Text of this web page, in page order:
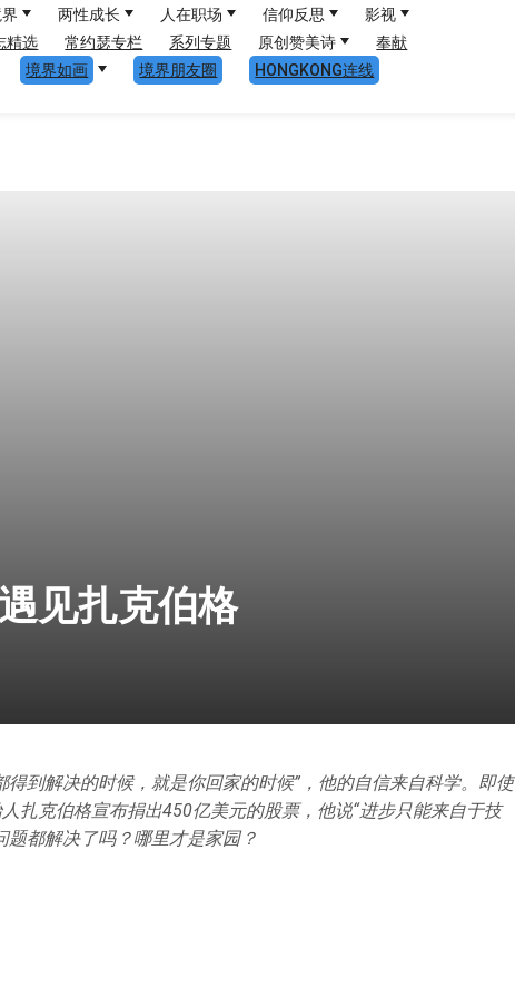
两性成长 人在职场 信仰反思
影视
精选 常约瑟专栏 系列专题 原创赞美诗
奉献
境界如画 境界朋友圈
HONGKONG连线
见扎克伯格
得到解决的时候，就是你回家的时候”，他的自信来自科学。即使
扎克伯格宣布捐出450亿美元的股票，他说“进步只能来自于技
都解决了吗？哪里才是家园？